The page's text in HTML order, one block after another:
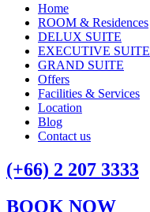
Home
ROOM & Residences
DELUX SUITE
EXECUTIVE SUITE
GRAND SUITE
Offers
Facilities & Services
Location
Blog
Contact us
(+66) 2 207 3333
BOOK NOW